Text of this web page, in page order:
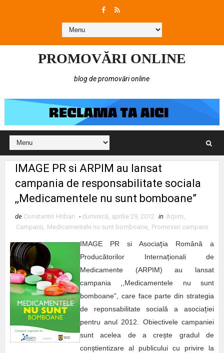
PROMOVĂRI ONLINE
blog de promovări online
IMAGE PR si ARPIM au lansat
campania de responsabilitate sociala
,,Medicamentele nu sunt bomboane”
de Constantin Hriban - duminică, aprilie 29, 2012 in Arpim,
Campanii, Medicamentele nu sunt bomboane, Promovari campanii
IMAGE PR si Asociația Română a
Producătorilor Internaționali de
Medicamente (ARPIM) au lansat
campania ,,Medicamentele nu sunt
bomboane”, care face parte din strategia
de reponsabilitate socială a asociației
pentru anul 2012. Obiectivele campaniei
sunt acelea de a crește gradul de
conștientizare al publicului cu privire la